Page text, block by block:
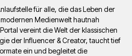
für alle, die das Leben der
Medienwelt hautnah
vereint die Welt der klassischen
der Influencer & Creator, taucht tief
ein und begleitet die